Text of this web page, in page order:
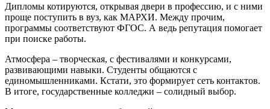
Дипломы котируются, открывая двери в профессию, и с ними
проще поступить в вуз, как МАРХИ. Между прочим,
программы соответствуют ФГОС. А ведь репутация помогает
при поиске работы.
Атмосфера – творческая, с фестивалями и конкурсами,
развивающими навыки. Студенты общаются с
единомышленниками. Кстати, это формирует сеть контактов.
В итоге, государственные колледжи – солидный выбор.